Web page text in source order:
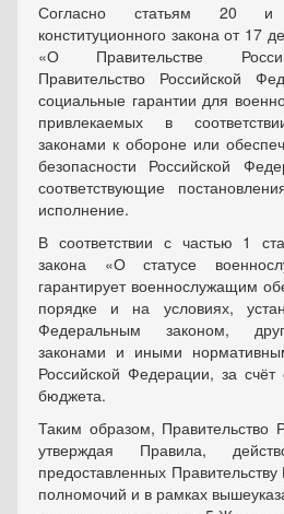
Согласно статьям 20 и
конституционного закона от 17
«О Правительстве
Правительство Российской
социальные гарантии для
привлекаемых в
законами к обороне или
безопасности Российской
соответствующие
исполнение.
В соответствии с частью 1
закона «О статусе
гарантирует военнослужащим
порядке и на условиях,
Федеральным законом,
законами и иными
Российской Федерации, за счёт
бюджета.
Таким образом, Правительство
утверждая Правила,
предоставленных
полномочий и в рамках